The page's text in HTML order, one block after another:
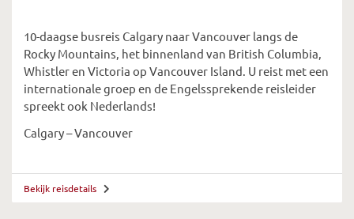
10-daagse busreis Calgary naar Vancouver langs de
Rocky Mountains, het binnenland van British Columbia,
Whistler en Victoria op Vancouver Island. U reist met een
internationale groep en de Engelssprekende reisleider
spreekt ook Nederlands!
Calgary – Vancouver
Bekijk reisdetails